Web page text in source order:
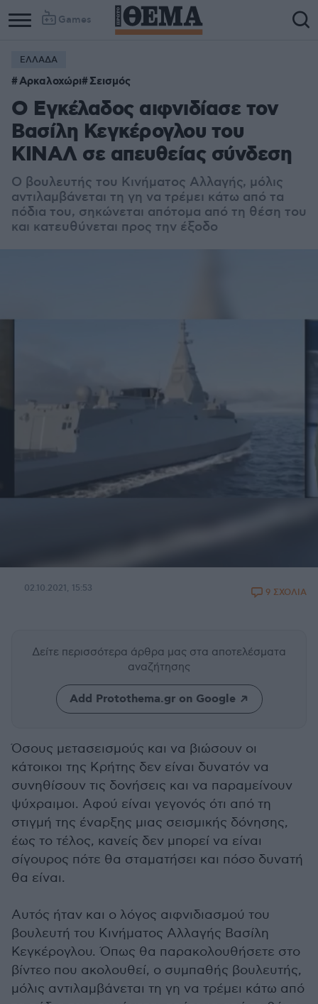
Games
ΕΛΛΑΔΑ
Αρκαλοχώρι Σεισμός
Ο Εγκέλαδος αιφνιδίασε τον
Βασίλη Κεγκέρογλου του
ΚΙΝΑΛ σε απευθείας σύνδεση
Ο βουλευτής του Κινήματος Αλλαγής, μόλις
αντιλαμβάνεται τη γη να τρέμει κάτω από τα
πόδια του, σηκώνεται απότομα από τη θέση του
και κατευθύνεται προς την έξοδο
02.10.2021, 15:53 9 ΣΧΟΛΙΑ
Δείτε περισσότερα άρθρα μας στα αποτελέσματα
αναζήτησης
Add Protothema.gr on Google
Όσους μετασεισμούς και να βιώσουν οι
κάτοικοι της Κρήτης δεν είναι δυνατόν να
συνηθίσουν τις δονήσεις και να παραμείνουν
ψύχραιμοι. Αφού είναι γεγονός ότι από τη
στιγμή της έναρξης μιας σεισμικής δόνησης,
έως το τέλος, κανείς δεν μπορεί να είναι
σίγουρος πότε θα σταματήσει και πόσο δυνατή
θα είναι.
Αυτός ήταν και ο λόγος αιφνιδιασμού του
βουλευτή του Κινήματος Αλλαγής Βασίλη
Κεγκέρογλου. Όπως θα παρακολουθήσετε στο
βίντεο που ακολουθεί, ο συμπαθής βουλευτής,
μόλις αντιλαμβάνεται τη γη να τρέμει κάτω από